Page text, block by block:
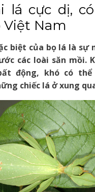
lá cực dị,
Việt Nam
biệt của bọ lá là sự
các loài săn mồi.
động, khó có thể
chiếc lá ở xung